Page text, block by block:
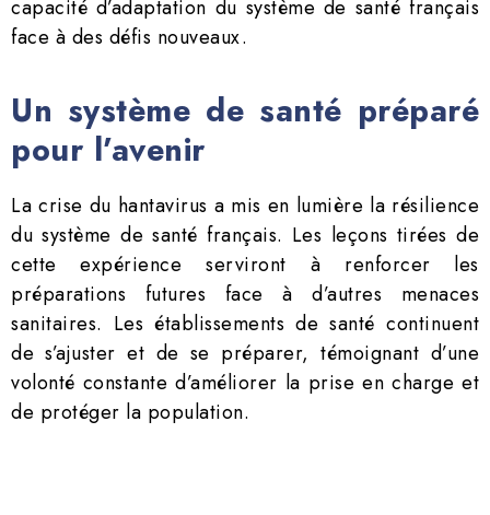
capacité d’adaptation du système de santé français
face à des défis nouveaux.
Un système de santé préparé
pour l’avenir
La crise du hantavirus a mis en lumière la résilience
du système de santé français. Les leçons tirées de
cette expérience serviront à renforcer les
préparations futures face à d’autres menaces
sanitaires. Les établissements de santé continuent
de s’ajuster et de se préparer, témoignant d’une
volonté constante d’améliorer la prise en charge et
de protéger la population.